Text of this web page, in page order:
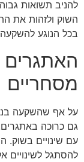
להניב תשואות
השוק ולזהות את
בכל הנוגע
מסחריים
על אף שהשקעה
גם כרוכה
עם שינויים בשוק.
להסתגל